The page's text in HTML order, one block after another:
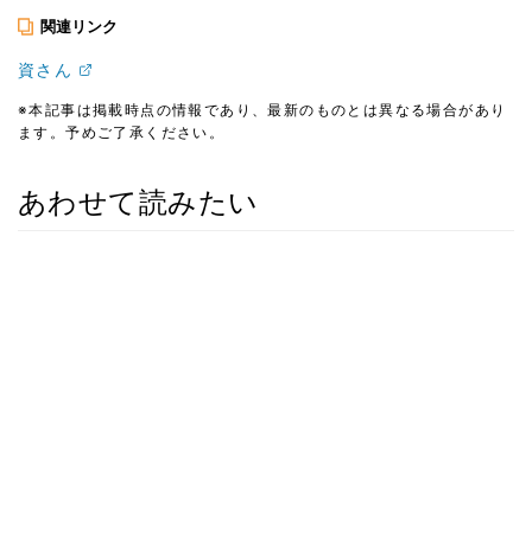
関連リンク
資さん
※本記事は掲載時点の情報であり、最新のものとは異なる場合があり
ます。予めご了承ください。
あわせて読みたい